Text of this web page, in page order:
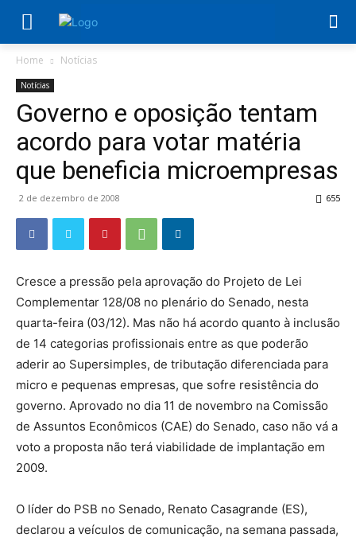
Home Notícias
Notícias
Governo e oposição tentam
acordo para votar matéria
que beneficia microempresas
2 de dezembro de 2008 655
Cresce a pressão pela aprovação do Projeto de Lei
Complementar 128/08 no plenário do Senado, nesta
quarta-feira (03/12). Mas não há acordo quanto à inclusão
de 14 categorias profissionais entre as que poderão
aderir ao Supersimples, de tributação diferenciada para
micro e pequenas empresas, que sofre resistência do
governo. Aprovado no dia 11 de novembro na Comissão
de Assuntos Econômicos (CAE) do Senado, caso não vá a
voto a proposta não terá viabilidade de implantação em
2009.
O líder do PSB no Senado, Renato Casagrande (ES),
declarou a veículos de comunicação, na semana passada,